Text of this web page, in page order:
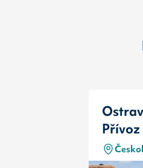
Přívoz